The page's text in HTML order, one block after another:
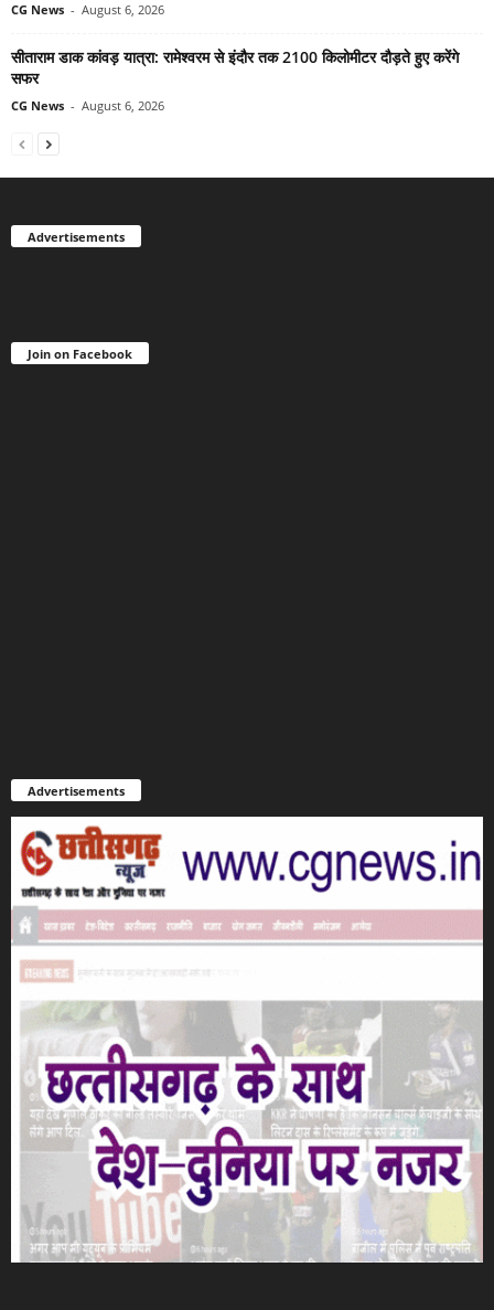
CG News - August 6, 2026
सीताराम डाक कांवड़ यात्रा: रामेश्वरम से इंदौर तक 2100 किलोमीटर दौड़ते हुए करेंगे
सफर
CG News - August 6, 2026
Advertisements
Join on Facebook
Advertisements